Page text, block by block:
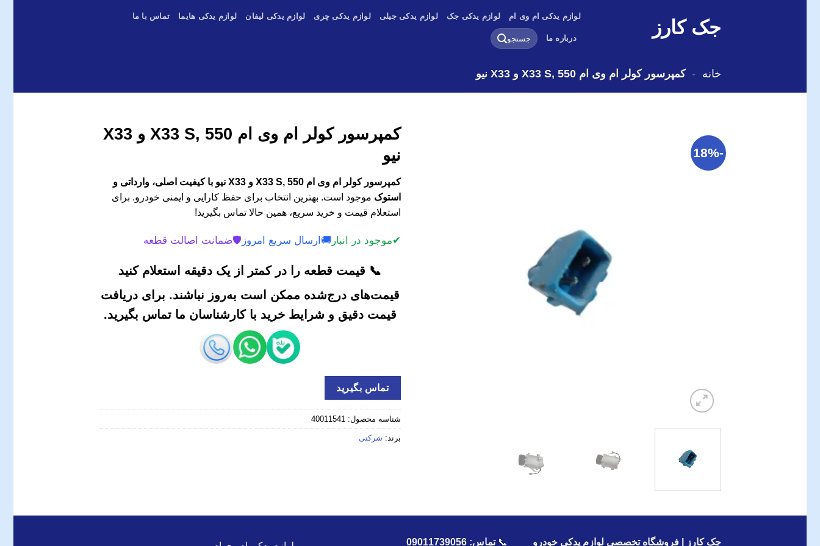
جک کارز
لوازم یدکی ام وی ام لوازم یدکی جک لوازم یدکی جیلی لوازم یدکی چری لوازم یدکی لیفان لوازم یدکی هایما تماس با ما
درباره ما
جستجو
برای:
خانه - کمپرسور کولر ام وی ام 550 ,X33 S و X33 نیو
-18%
کمپرسور کولر ام وی ام 550 ,X33 S و X33
نیو
کمپرسور کولر ام وی ام 550 ,X33 S و X33 نیو با کیفیت اصلی، وارداتی و
استوک موجود است. بهترین انتخاب برای حفظ کارایی و ایمنی خودرو. برای
استعلام قیمت و خرید سریع، همین حالا تماس بگیرید!
✔موجود در انبار 🚚 ارسال سریع امروز 🛡️ضمانت اصالت قطعه
📞 قیمت قطعه را در کمتر از یک دقیقه استعلام کنید
قیمت‌های درج‌شده ممکن است به‌روز نباشند. برای دریافت
قیمت دقیق و شرایط خرید با کارشناسان ما تماس بگیرید.
تماس بگیرید
شناسه محصول: 40011541
برند: شرکتی
جک کارز | فروشگاه تخصصی لوازم یدکی خودرو 📞تماس: 09011739056